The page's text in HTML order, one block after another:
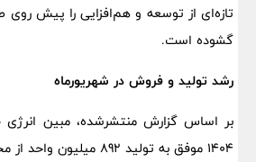
تازه‌ای از توسعه و هم‌افزایی را پیش
گشوده است.
رشد تولید و فروش در شهریورماه
بر اساس گزارش منتشرشده، مبین
1404 موفق به تولید 892